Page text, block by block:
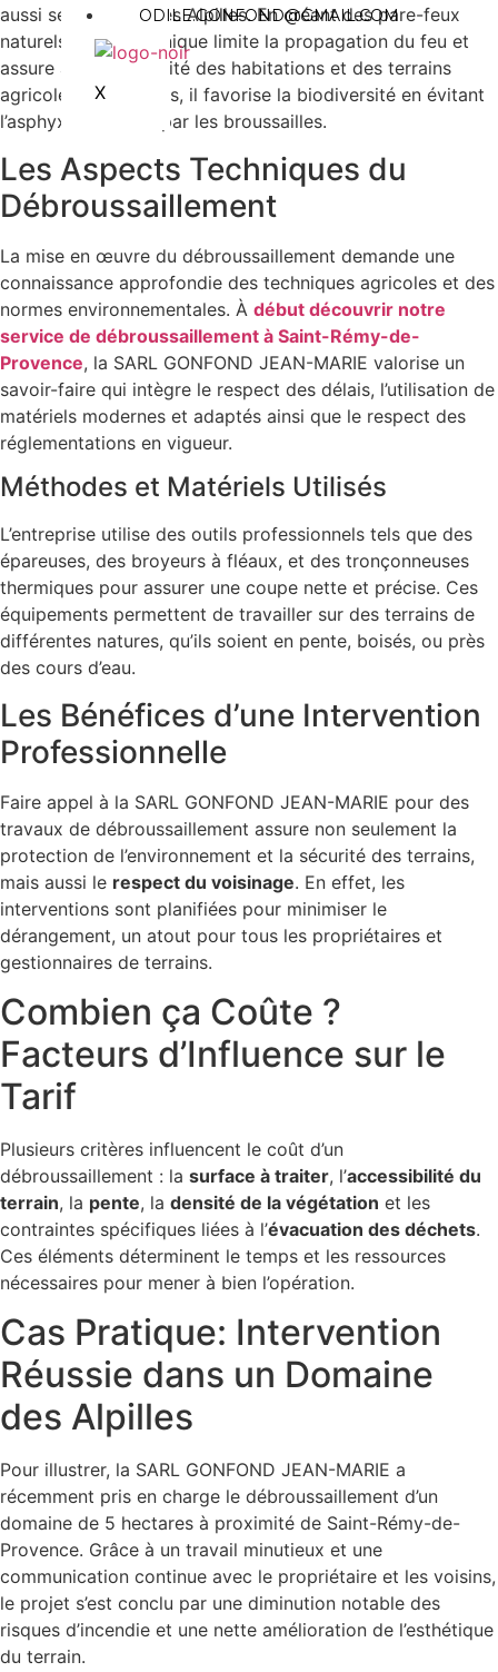
ODILE.GONFOND@GMAIL.COM
X
aussi sensible que les Alpilles. En créant des pare-feux
naturels, cette technique limite la propagation du feu et
assure ainsi la sécurité des habitations et des terrains
agricoles. Par ailleurs, il favorise la biodiversité en évitant
l’asphyxie des sols par les broussailles.
Les Aspects Techniques du
Débroussaillement
La mise en œuvre du débroussaillement demande une
connaissance approfondie des techniques agricoles et des
normes environnementales. À début découvrir notre
service de débroussaillement à Saint-Rémy-de-
Provence, la SARL GONFOND JEAN-MARIE valorise un
savoir-faire qui intègre le respect des délais, l’utilisation de
matériels modernes et adaptés ainsi que le respect des
réglementations en vigueur.
Méthodes et Matériels Utilisés
L’entreprise utilise des outils professionnels tels que des
épareuses, des broyeurs à fléaux, et des tronçonneuses
thermiques pour assurer une coupe nette et précise. Ces
équipements permettent de travailler sur des terrains de
différentes natures, qu’ils soient en pente, boisés, ou près
des cours d’eau.
Les Bénéfices d’une Intervention
Professionnelle
Faire appel à la SARL GONFOND JEAN-MARIE pour des
travaux de débroussaillement assure non seulement la
protection de l’environnement et la sécurité des terrains,
mais aussi le respect du voisinage. En effet, les
interventions sont planifiées pour minimiser le
dérangement, un atout pour tous les propriétaires et
gestionnaires de terrains.
Combien ça Coûte ?
Facteurs d’Influence sur le
Tarif
Plusieurs critères influencent le coût d’un
débroussaillement : la surface à traiter, l’accessibilité du
terrain, la pente, la densité de la végétation et les
contraintes spécifiques liées à l’évacuation des déchets.
Ces éléments déterminent le temps et les ressources
nécessaires pour mener à bien l’opération.
Cas Pratique: Intervention
Réussie dans un Domaine
des Alpilles
Pour illustrer, la SARL GONFOND JEAN-MARIE a
récemment pris en charge le débroussaillement d’un
domaine de 5 hectares à proximité de Saint-Rémy-de-
Provence. Grâce à un travail minutieux et une
communication continue avec le propriétaire et les voisins,
le projet s’est conclu par une diminution notable des
risques d’incendie et une nette amélioration de l’esthétique
du terrain.